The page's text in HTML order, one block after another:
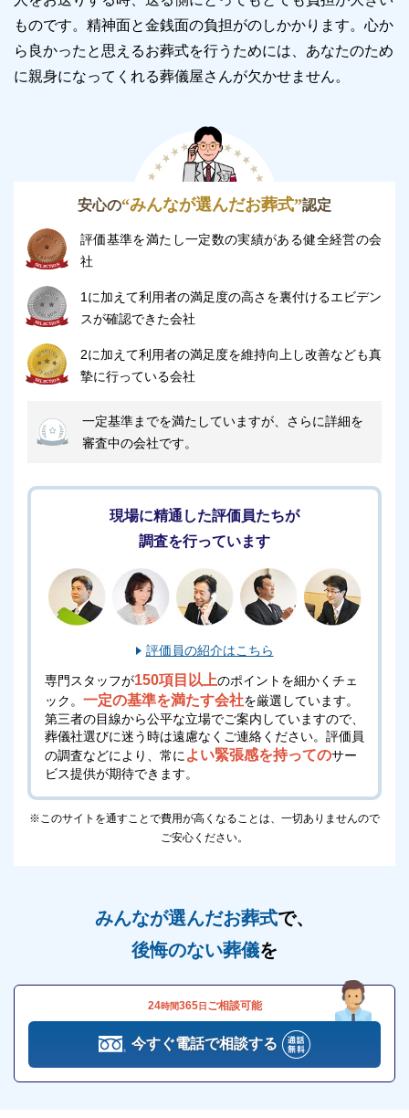
そのため、さまざまな設備が充実した斎場で葬儀をし
たい方におすすめの斎場となります。
ひと息つける親族控え室や故人を偲びながらお食事で
きる会食室など、さまざまな施設を完備しておりま
特に、全国でも希少な高級螺鈿祭壇や高級胡蝶蘭を使
だけです。
設備やサービスが充実した葬儀場を希望される方は、
アイワホール戸田のご利用をおすすめします。
家族だけで葬儀を執り行いたい方
アイワホール戸田は、小規模の家族葬に特化した斎場
です。
を見送りたい方におすすめの斎場となります。
場のため、他の利用者と顔を合わせる心配もありませ
にせずに安心してお過ごしいただけます。
より故人への想いを形にされたい方は、アイワホール
戸田の利用をおすすめします。
アイワホール戸田のご利用時の注意点
アイワホール戸田をご利用の際には、いくつか注意点
方は目を通してください。
アイワホール戸田のご利用を検討される場合は
無料でご相談を承ります。
電話番号「0120-24-1234」にお電話をお願いしま
す。
ものです。精神面と金銭面の負担がのしかかります。 心か
ら良かったと思えるお葬式を行うためには、あなたのため
に親身になってくれる葬儀屋さんが欠かせません。
安心の“みんなが選んだお葬式”認定
評価基準を満たし一定数の実績がある健全経営の会
社
1に加えて利用者の満足度の高さを裏付けるエビデン
スが確認できた会社
2に加えて利用者の満足度を維持向上し改善なども真
摯に行っている会社
一定基準までを満たしていますが、さらに詳細を
審査中の会社です。
現場に精通した評価員たちが
調査を行っています
評価員の紹介はこちら
専門スタッフが150項目以上のポイントを細かくチェ
ック。 一定の基準を満たす会社を厳選しています。
第三者の目線から公平な立場でご案内していますので、
葬儀社選びに迷う時は遠慮なくご連絡ください。 評価員
の調査などにより、常に よい緊張感を持ってのサー
ビス提供が期待できます。
※このサイトを通すことで費用が高くなることは、一切ありませんので
ご安心ください。
みんなが選んだお葬式で、
後悔のない葬儀を
24時間365日 ご相談可能
今すぐ電話で相談する